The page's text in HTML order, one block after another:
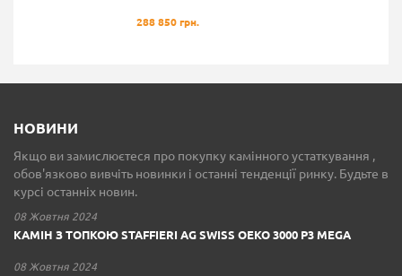
288 850 грн.
НОВИНИ
Якщо ви замислюєтеся про покупку камінного устаткування ,
обов'язково вивчіть новинки і останні тенденції ринку. Будьте в
курсі останніх новин.
08 Жовтня 2024
КАМІН З ТОПКОЮ STAFFIERI AG SWISS OEKO 3000 P3 MEGA
08 Жовтня 2024